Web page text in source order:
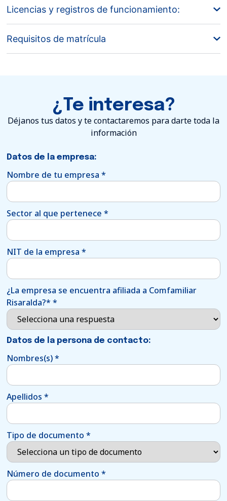
Licencias y registros de funcionamiento:
Requisitos de matrícula
¿Te interesa?
Déjanos tus datos y te contactaremos para darte toda la
información
Datos de la empresa:
Nombre de tu empresa*
Sector al que pertenece*
NIT de la empresa*
¿La empresa se encuentra afiliada a Comfamiliar
Risaralda?**
Datos de la persona de contacto:
Nombres(s)*
Apellidos*
Tipo de documento*
Número de documento*